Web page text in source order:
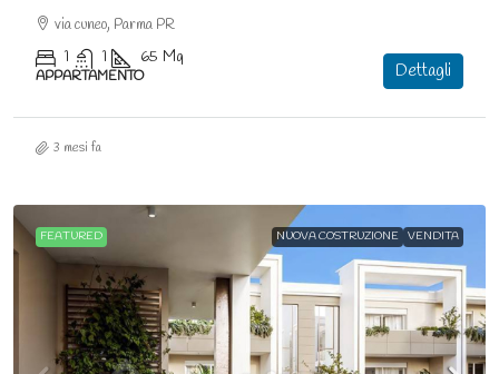
via cuneo, Parma PR
1 1 65 Mq
APPARTAMENTO Dettagli
3 mesi fa
FEATURED NUOVA COSTRUZIONE VENDITA